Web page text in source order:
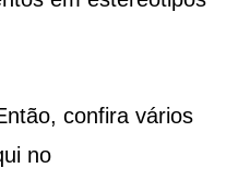
confira vários
no